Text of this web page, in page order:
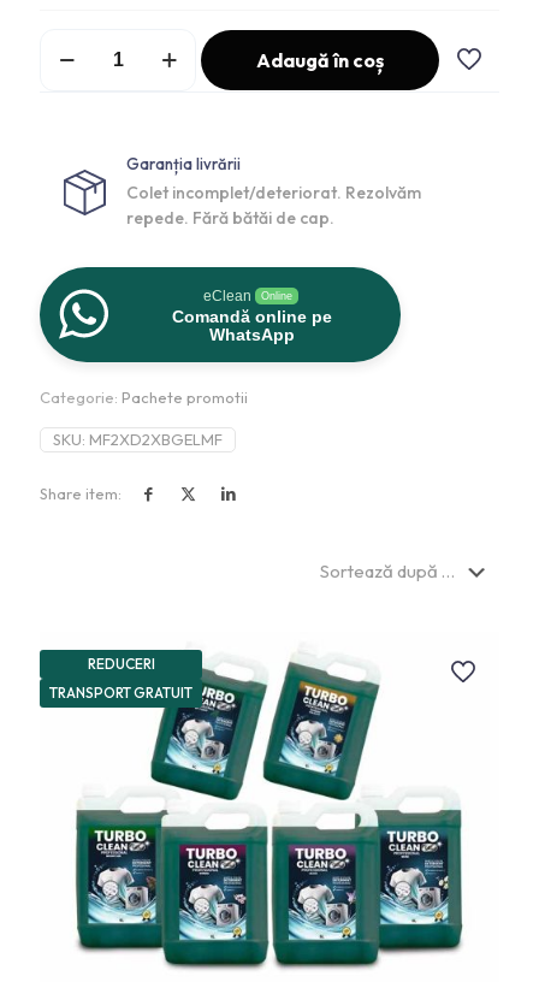
Adaugă în coș
Garanția livrării
Colet incomplet/deteriorat. Rezolvăm
repede. Fără bătăi de cap.
eClean Online
Comandă online pe
WhatsApp
Categorie: Pachete promotii
SKU: MF2XD2XBGELMF
Share item:
REDUCERI
TRANSPORT GRATUIT